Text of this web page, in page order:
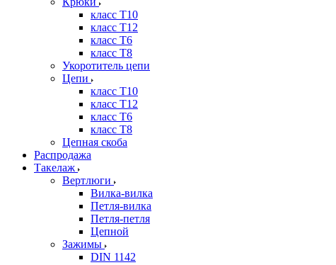
класс Т10
класс Т12
класс Т6
класс Т8
Укоротитель цепи
Цепи
класс Т10
класс Т12
класс Т6
класс Т8
Цепная скоба
Распродажа
Такелаж
Вертлюги
Вилка-вилка
Петля-вилка
Петля-петля
Цепной
Зажимы
DIN 1142